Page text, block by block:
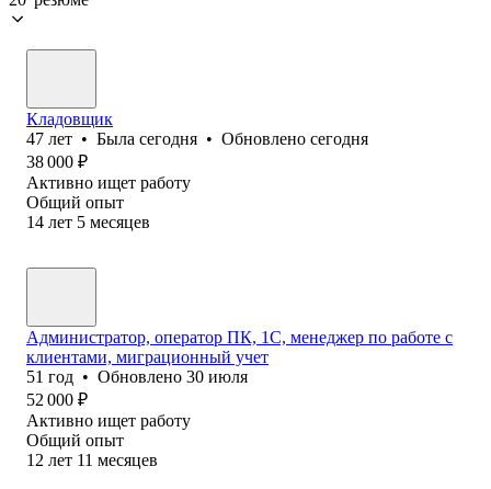
Кладовщик
47 лет • Была сегодня • Обновлено сегодня
38 000 ₽
Активно ищет работу
Общий опыт
14 лет 5 месяцев
Администратор, оператор ПК, 1С, менеджер по работе с
клиентами, миграционный учет
51 год • Обновлено 30 июля
52 000 ₽
Активно ищет работу
Общий опыт
12 лет 11 месяцев